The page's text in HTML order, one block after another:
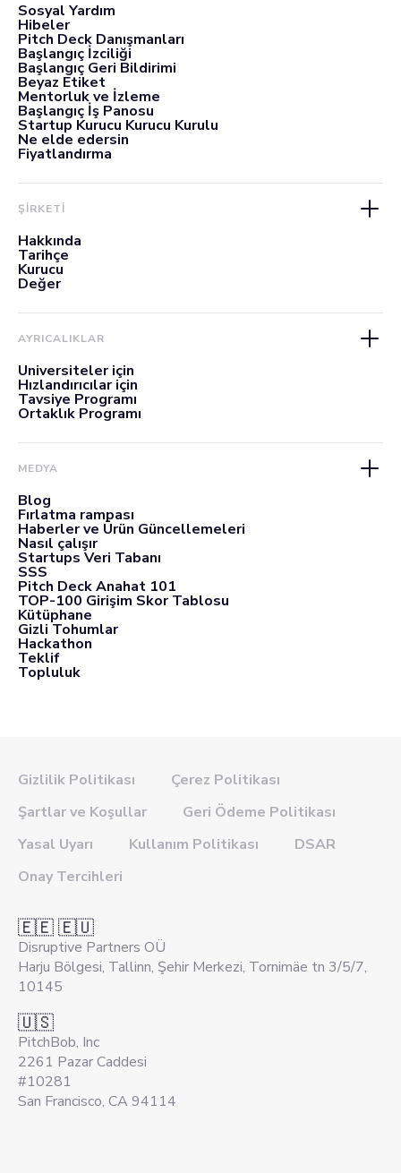
Sosyal Yardım
Hibeler
Pitch Deck Danışmanları
Başlangıç İzciliği
Başlangıç Geri Bildirimi
Beyaz Etiket
Mentorluk ve İzleme
Başlangıç İş Panosu
Startup Kurucu Kurucu Kurulu
Ne elde edersin
Fiyatlandırma
ŞİRKETİ
Hakkında
Tarihçe
Kurucu
Değer
AYRICALIKLAR
Üniversiteler için
Hızlandırıcılar için
Tavsiye Programı
Ortaklık Programı
MEDYA
Blog
Fırlatma rampası
Haberler ve Ürün Güncellemeleri
Nasıl çalışır
Startups Veri Tabanı
SSS
Pitch Deck Anahat 101
TOP-100 Girişim Skor Tablosu
Kütüphane
Gizli Tohumlar
Hackathon
Teklif
Topluluk
Gizlilik Politikası
Çerez Politikası
Şartlar ve Koşullar
Geri Ödeme Politikası
Yasal Uyarı
Kullanım Politikası
DSAR
Onay Tercihleri
🇪🇪 🇪🇺
Disruptive Partners OÜ
Harju Bölgesi, Tallinn, Şehir Merkezi, Tornimäe tn 3/5/7,
10145
🇺🇸
PitchBob, Inc
2261 Pazar Caddesi
#10281
San Francisco, CA 94114